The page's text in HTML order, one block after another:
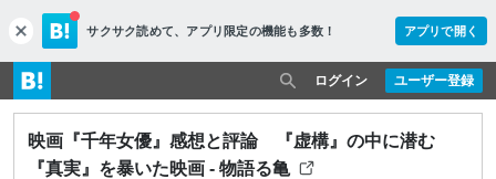
c
l
o
s
e
サクサク読めて、 アプリ限定の機能も多数！ アプリで開く
ユーザー登録
ログイン
映画『千年女優』感想と評論 『虚構』の中に潜む
『真実』を暴いた映画 - 物語る亀